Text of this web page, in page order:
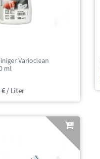
Varioclean
ml
€ / Liter